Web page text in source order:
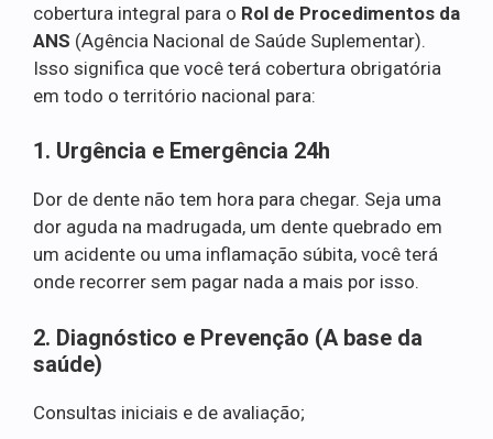
cobertura integral para o Rol de Procedimentos da
ANS (Agência Nacional de Saúde Suplementar).
Isso significa que você terá cobertura obrigatória
em todo o território nacional para:
1. Urgência e Emergência 24h
Dor de dente não tem hora para chegar. Seja uma
dor aguda na madrugada, um dente quebrado em
um acidente ou uma inflamação súbita, você terá
onde recorrer sem pagar nada a mais por isso.
2. Diagnóstico e Prevenção (A base da
saúde)
Consultas iniciais e de avaliação;